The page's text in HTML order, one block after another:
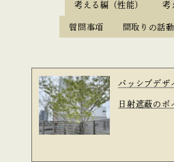
考える編（性能） 考
質問事項 間取りの話
パッシブデザ
日射遮蔽のポ